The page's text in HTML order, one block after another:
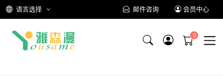
语言选择 邮件咨询 会员中心